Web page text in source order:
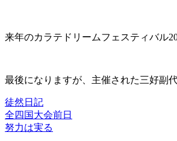
来年のカラテドリームフェスティバル
最後になりますが、主催された三好副
徒然日記
投
稿
全四国大会前日
努力は実る